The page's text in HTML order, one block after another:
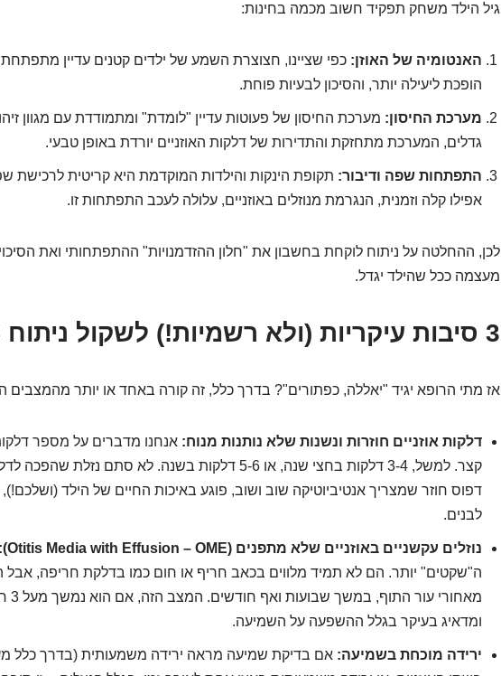
גיל הילד משחק תפקיד חשוב מכמה בחינות:
האנטומיה של האוזן: כפי שציינו, חצוצרת השמע של ילדים קטנים עדיין
הופכת ליעילה יותר, והסיכון לבעיות פוחת.
מערכת החיסון: מערכת החיסון של פעוטות עדיין "לומדת" ומתמודדת עם מגוון
גדלים, המערכת מתחזקת והתדירות של דלקות האוזניים יורדת באופן טבעי.
התפתחות שפה ודיבור: תקופת הינקות והילדות המוקדמת היא קריטית לרכישת
אפילו קלה וזמנית, הנגרמת מנוזלים באוזניים, עלולה לעכב התפתחות זו.
לכן, ההחלטה על ניתוח לוקחת בחשבון את "חלון ההזדמנויות" ההתפתחותי ואת
מעצמה ככל שהילד יגדל.
3 סיבות עיקריות (ולא רשמיות!) לשקול ניתוח כפתורים
אז מתי הרופא יגיד "יאללה, כפתורים"? בדרך כלל, זה קורה באחד או יותר מהמצבים
דלקות אוזניים חוזרות ונשנות שלא נותנות מנוח: אנחנו מדברים על מספר
קצר. למשל, 3-4 דלקות בחצי שנה, או 5-6 דלקות בשנה. לא סתם
דפוס חוזר שמצריך אנטיביוטיקה שוב ושוב, פוגע באיכות החיים של הילד
לבנים.
נוזלים עקשניים באוזניים שלא מתפנים (Otitis Media with Effusion – OME):
ה"שקטים" יותר. הם לא תמיד מלווים בכאב חריף או חום כמו בדלקת חריפה,
ומדאיג בעיקר בגלל ההשפעה על השמיעה.
ירידה מוכחת בשמיעה: